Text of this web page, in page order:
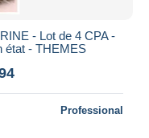
- Lot de 4 CPA -
état - THEMES
Professional